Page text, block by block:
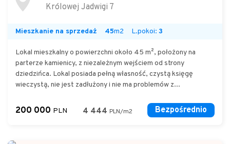
Królowej Jadwigi 7
Mieszkanie na sprzedaż 45m2 L.pokoi: 3
Lokal mieszkalny o powierzchni około 45 m², położony na
parterze kamienicy, z niezależnym wejściem od strony
dziedzińca. Lokal posiada pełną własność, czystą księgę
wieczystą, nie jest zadłużony i nie ma problemów z...
200 000 PLN 4 444 PLN/m2 Bezpośrednio